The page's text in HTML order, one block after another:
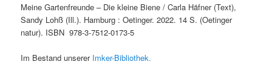
Meine Gartenfreunde – Die kleine Biene / Carla Häfner (Text),
Sandy Lohß (Ill.). Hamburg : Oetinger. 2022. 14 S. (Oetinger
natur). ISBN 978-3-7512-0173-5
Im Bestand unserer Imker-Bibliothek.